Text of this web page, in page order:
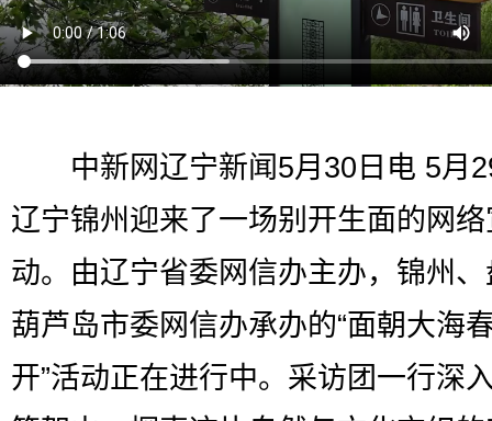
中新网辽宁新闻5月30日电 5月
辽宁锦州迎来了一场别开生面的网
动。由辽宁省委网信办主办，锦州
葫芦岛市委网信办承办的“面朝大海
开”活动正在进行中。采访团一行深